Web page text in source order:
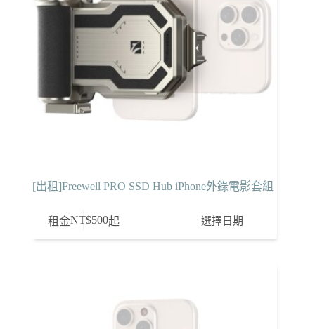
[出租]Freewell PRO SSD Hub iPhone外錄電影套組
租金NT$500起 選擇日期